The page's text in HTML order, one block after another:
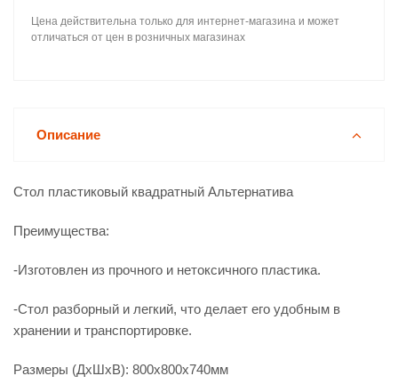
Цена действительна только для интернет-магазина и может
отличаться от цен в розничных магазинах
Описание
Стол пластиковый квадратный Альтернатива
Преимущества:
-Изготовлен из прочного и нетоксичного пластика.
-Стол разборный и легкий, что делает его удобным в
хранении и транспортировке.
Размеры (ДхШхВ): 800х800х740мм